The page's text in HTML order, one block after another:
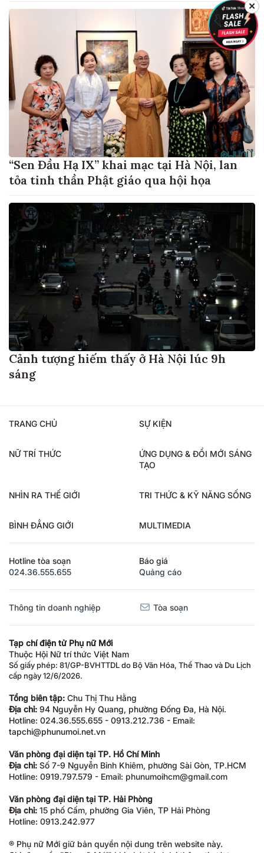
“Sen Đầu Hạ IX” khai mạc tại Hà Nội, lan
tỏa tinh thần Phật giáo qua hội họa
Cảnh tượng hiếm thấy ở Hà Nội lúc 9h
sáng
TRANG CHỦ SỰ KIỆN
NỮ TRÍ THỨC
ỨNG DỤNG & ĐỔI MỚI SÁNG
TẠO
NHÌN RA THẾ GIỚI TRI THỨC & KỸ NĂNG SỐNG
BÌNH ĐẲNG GIỚI MULTIMEDIA
Hotline tòa soạn
024.36.555.655
Báo giá
Quảng cáo
Thông tin doanh nghiệp Tòa soạn
Tạp chí điện tử Phụ nữ Mới
Thuộc Hội Nữ trí thức Việt Nam
Số giấy phép: 81/GP-BVHTTDL do Bộ Văn Hóa, Thể Thao và Du Lịch
cấp ngày 12/6/2026.
Tổng biên tập: Chu Thị Thu Hằng
Địa chỉ: 94 Nguyễn Hy Quang, phường Đống Đa, Hà Nội.
Hotline: 024.36.555.655 - 0913.212.736 - Email:
tapchi@phunumoi.net.vn
Văn phòng đại diện tại TP. Hồ Chí Minh
Địa chỉ: Số 7-9 Nguyễn Bỉnh Khiêm, phường Sài Gòn, TP.HCM
Hotline: 0919.797.579 - Email: phunumoihcm@gmail.com
Văn phòng đại diện tại TP. Hải Phòng
Địa chỉ: 15 phố Cấm, phường Gia Viên, TP Hải Phòng
Hotline: 0913.242.977
® Phụ nữ Mới giữ bản quyền nội dung trên website này.
✕